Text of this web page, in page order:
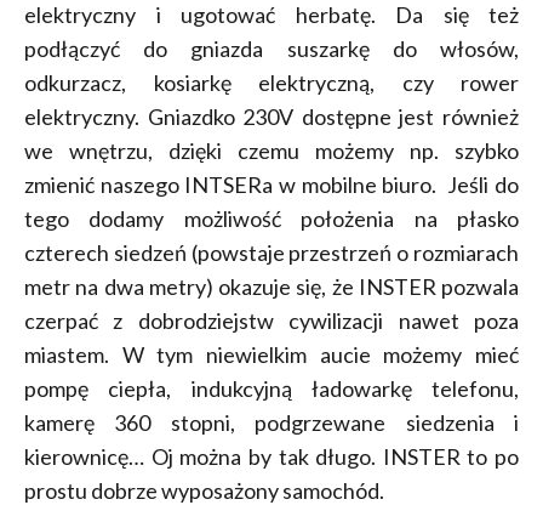
elektryczny i ugotować herbatę. Da się też
podłączyć do gniazda suszarkę do włosów,
odkurzacz, kosiarkę elektryczną, czy rower
elektryczny. Gniazdko 230V dostępne jest również
we wnętrzu, dzięki czemu możemy np. szybko
zmienić naszego INTSERa w mobilne biuro. Jeśli do
tego dodamy możliwość położenia na płasko
czterech siedzeń (powstaje przestrzeń o rozmiarach
metr na dwa metry) okazuje się, że INSTER pozwala
czerpać z dobrodziejstw cywilizacji nawet poza
miastem. W tym niewielkim aucie możemy mieć
pompę ciepła, indukcyjną ładowarkę telefonu,
kamerę 360 stopni, podgrzewane siedzenia i
kierownicę… Oj można by tak długo. INSTER to po
prostu dobrze wyposażony samochód.